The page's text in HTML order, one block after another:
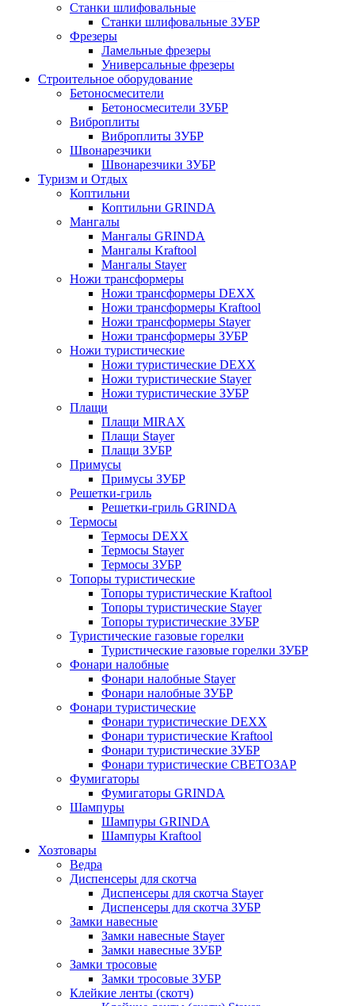
Станки шлифовальные
Станки шлифовальные ЗУБР
Фрезеры
Ламельные фрезеры
Универсальные фрезеры
Строительное оборудование
Бетоносмесители
Бетоносмесители ЗУБР
Виброплиты
Виброплиты ЗУБР
Швонарезчики
Швонарезчики ЗУБР
Туризм и Отдых
Коптильни
Коптильни GRINDA
Мангалы
Мангалы GRINDA
Мангалы Kraftool
Мангалы Stayer
Ножи трансформеры
Ножи трансформеры DEXX
Ножи трансформеры Kraftool
Ножи трансформеры Stayer
Ножи трансформеры ЗУБР
Ножи туристические
Ножи туристические DEXX
Ножи туристические Stayer
Ножи туристические ЗУБР
Плащи
Плащи MIRAX
Плащи Stayer
Плащи ЗУБР
Примусы
Примусы ЗУБР
Решетки-гриль
Решетки-гриль GRINDA
Термосы
Термосы DEXX
Термосы Stayer
Термосы ЗУБР
Топоры туристические
Топоры туристические Kraftool
Топоры туристические Stayer
Топоры туристические ЗУБР
Туристические газовые горелки
Туристические газовые горелки ЗУБР
Фонари налобные
Фонари налобные Stayer
Фонари налобные ЗУБР
Фонари туристические
Фонари туристические DEXX
Фонари туристические Kraftool
Фонари туристические ЗУБР
Фонари туристические СВЕТОЗАР
Фумигаторы
Фумигаторы GRINDA
Шампуры
Шампуры GRINDA
Шампуры Kraftool
Хозтовары
Ведра
Диспенсеры для скотча
Диспенсеры для скотча Stayer
Диспенсеры для скотча ЗУБР
Замки навесные
Замки навесные Stayer
Замки навесные ЗУБР
Замки тросовые
Замки тросовые ЗУБР
Клейкие ленты (скотч)